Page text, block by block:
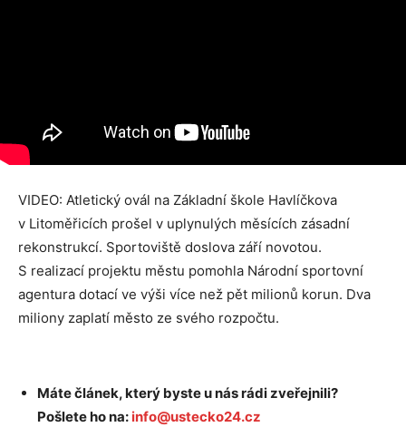
VIDEO: Atletický ovál na Základní škole Havlíčkova
v Litoměřicích prošel v uplynulých měsících zásadní
rekonstrukcí. Sportoviště doslova září novotou.
S realizací projektu městu pomohla Národní sportovní
agentura dotací ve výši více než pět milionů korun. Dva
miliony zaplatí město ze svého rozpočtu.
Máte článek, který byste u nás rádi zveřejnili?
Pošlete ho na: info@ustecko24.cz